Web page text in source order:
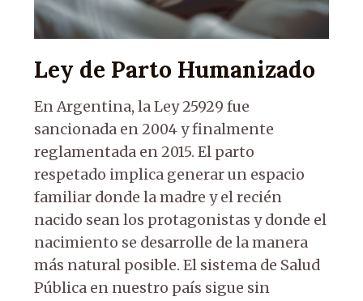
Ley de Parto Humanizado
En Argentina, la Ley 25929 fue
sancionada en 2004 y finalmente
reglamentada en 2015. El parto
respetado implica generar un espacio
familiar donde la madre y el recién
nacido sean los protagonistas y donde el
nacimiento se desarrolle de la manera
más natural posible. El sistema de Salud
Pública en nuestro país sigue sin